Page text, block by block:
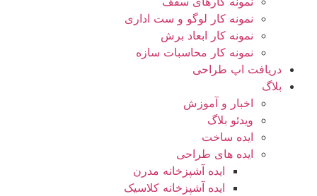
نمونه کار لوگو و ست اداری
نمونه کار ابعاد برش
نمونه کار محاسبات سازه
دریافت اپ طراحی
بلاگ
اخبار و آموزش
ویدئو بلاگ
ایده ساخت
ایده های طراحی
ایده آشپزخانه مدرن
ایده آشپزخانه کلاسیک